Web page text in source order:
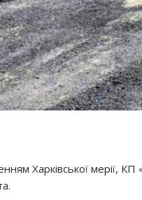
Харківської мерії,